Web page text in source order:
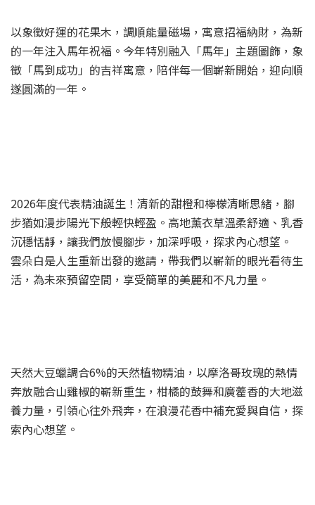
以象徵好運的花果木，調順能量磁場，寓意招福納財，為新
的一年注入馬年祝福。今年特別融入「馬年」主題圖飾，象
徵「馬到成功」的吉祥寓意，陪伴每一個嶄新開始，迎向順
遂圓滿的一年。
2026年度代表精油誕生！清新的甜橙和檸檬清晰思緒，腳
步猶如漫步陽光下般輕快輕盈。高地薰衣草溫柔舒適、乳香
沉穩恬靜，讓我們放慢腳步，加深呼吸，探求內心想望。
雲朵白是人生重新出發的邀請，帶我們以嶄新的眼光看待生
活，為未來預留空間，享受簡單的美麗和不凡力量。
天然大豆蠟調合6%的天然植物精油，以摩洛哥玫瑰的熱情
奔放融合山雞椒的嶄新重生，柑橘的鼓舞和廣藿香的大地滋
養力量，引領心往外飛奔，在浪漫花香中補充愛與自信，探
索內心想望。